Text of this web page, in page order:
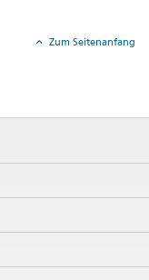
Zum Seitenanfang